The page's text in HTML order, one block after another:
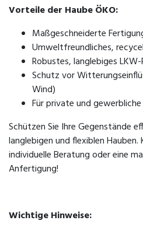
Vorteile der Haube ÖKO:
Maßgeschneiderte
Umweltfreundliches,
Robustes, langlebiges
Schutz vor
Wind)
Für private und
Schützen Sie Ihre Gegenstände
langlebigen und flexiblen
individuelle Beratung oder eine
Anfertigung!
Wichtige Hinweise: